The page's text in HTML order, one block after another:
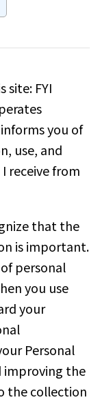
site: FYI
you of
use, and
receive from
that the
is important.
personal
you use
your
Personal
improving the
the collection